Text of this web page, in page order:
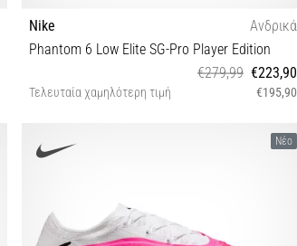
Nike
Ανδρικά
Phantom 6 Low Elite SG-Pro Player Edition
€279,99 €223,90
Τελευταία χαμηλότερη τιμή €195,90
Νέο